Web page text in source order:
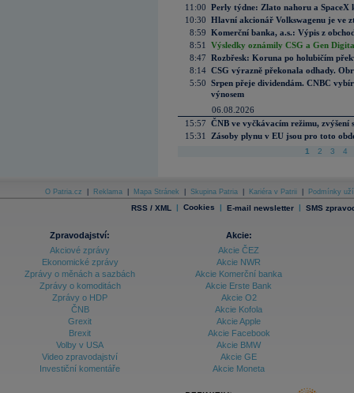
11:00 Perly týdne: Zlato nahoru a SpaceX
10:30 Hlavní akcionář Volkswagenu je ve
8:59 Komerční banka, a.s.: Výpis z
8:51
Výsledky oznámily CSG a Gen
8:47 Rozbřesk: Koruna po holubičím
8:14 CSG výrazně překonala odhady.
5:50 Srpen přeje dividendám. CNBC
výnosem
06.08.2026
15:57 ČNB ve vyčkávacím režimu, zvýšení
15:31
Zásoby plynu v EU jsou pro toto
1 2 3 4
O Patria.cz Reklama Mapa Stránek Skupina Patria Kariéra v Patrii Podmínky
RSS / XML | Cookies | E-mail newsletter | SMS
Zpravodajství:
Akciové zprávy
Ekonomické zprávy
Zprávy o měnách a sazbách
Zprávy o komoditách
Zprávy o HDP
ČNB
Grexit
Brexit
Volby v USA
Video zpravodajství
Investiční komentáře
Akcie:
Akcie ČEZ
Akcie NWR
Akcie Komerční banka
Akcie Erste Bank
Akcie O2
Akcie Kofola
Akcie Apple
Akcie Facebook
Akcie BMW
Akcie GE
Akcie Moneta